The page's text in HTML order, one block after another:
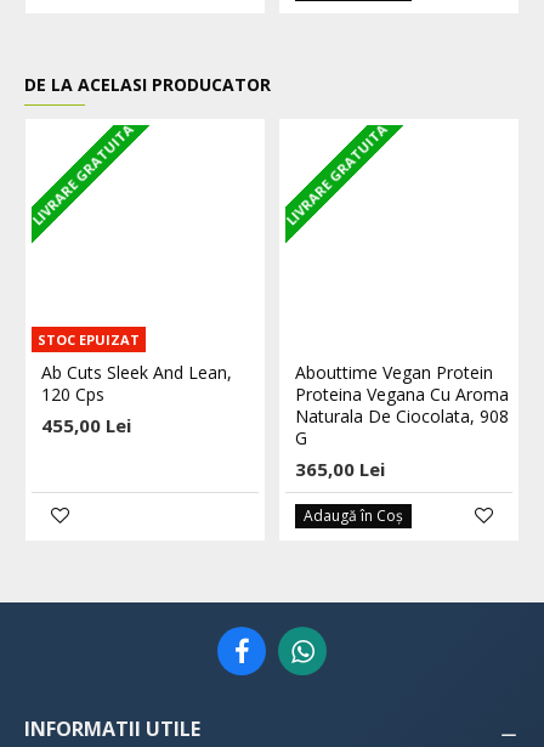
DE LA ACELASI PRODUCATOR
LIVRARE GRATUITA
STOC EPUIZAT
Ab Cuts Sleek And Lean,
120 Cps
455,00 Lei
LIVRARE GRATUITA
Abouttime Vegan Protein
Proteina Vegana Cu Aroma
Naturala De Ciocolata, 908
G
365,00 Lei
Adaugă în Coş
INFORMATII UTILE